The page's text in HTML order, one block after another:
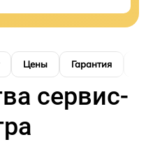
Цены Гарантия
сервис-